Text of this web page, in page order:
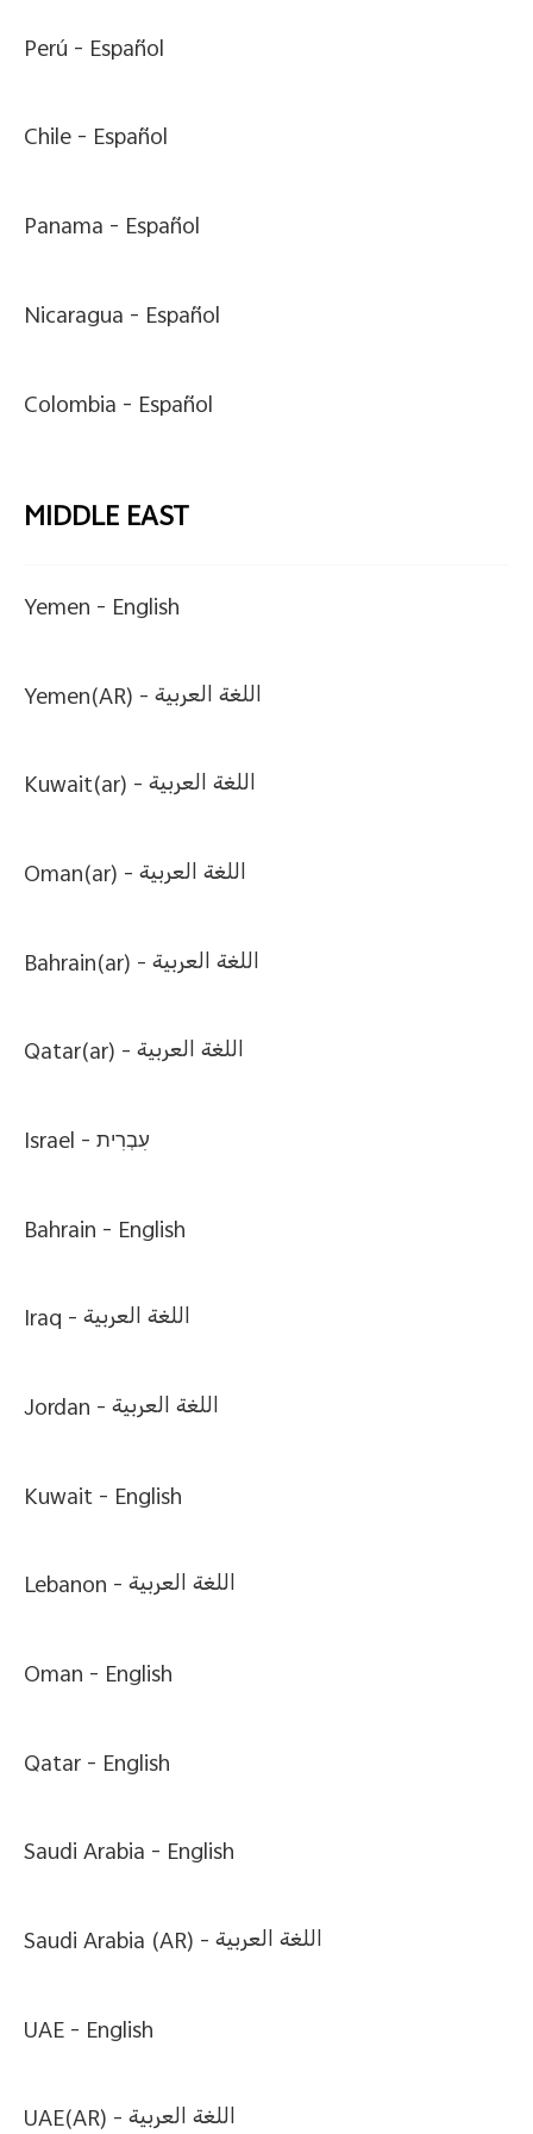
Perú - Español
Chile - Español
Panama - Español
Nicaragua - Español
Colombia - Español
MIDDLE EAST
Yemen - English
Yemen(AR) -اللغة العربية
Kuwait(ar) -اللغة العربية
Oman(ar) -اللغة العربية
Bahrain(ar) -اللغة العربية
Qatar(ar) -اللغة العربية
Israel -עִבְרִית
Bahrain - English
Iraq -اللغة العربية
Jordan -اللغة العربية
Kuwait - English
Lebanon -اللغة العربية
Oman - English
Qatar - English
Saudi Arabia - English
Saudi Arabia (AR) -اللغة العربية
UAE - English
UAE(AR) -اللغة العربية